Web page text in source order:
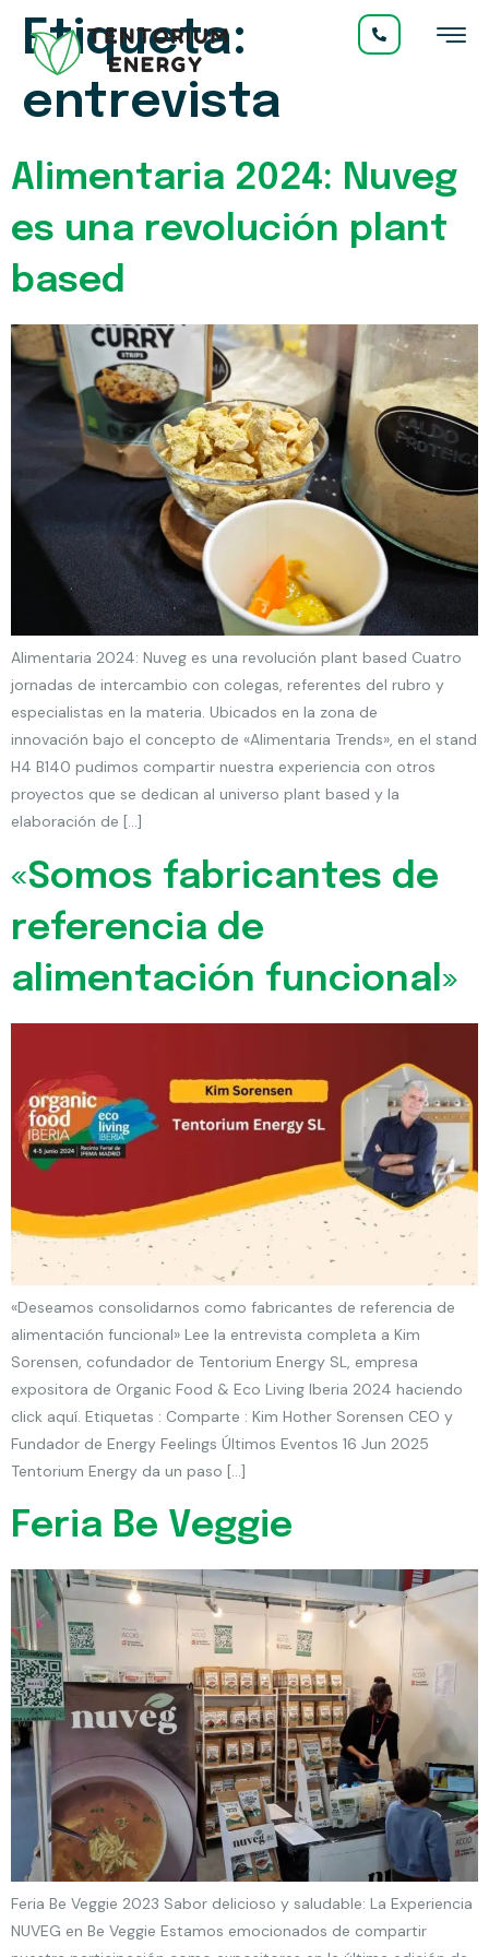
Etiqueta:
entrevista
Alimentaria 2024: Nuveg
es una revolución plant
based
Alimentaria 2024: Nuveg es una revolución plant based Cuatro
jornadas de intercambio con colegas, referentes del rubro y
especialistas en la materia. Ubicados en la zona de
innovación bajo el concepto de «Alimentaria Trends», en el stand
H4 B140 pudimos compartir nuestra experiencia con otros
proyectos que se dedican al universo plant based y la
elaboración de […]
«Somos fabricantes de
referencia de
alimentación funcional»
«Deseamos consolidarnos como fabricantes de referencia de
alimentación funcional» Lee la entrevista completa a Kim
Sorensen, cofundador de Tentorium Energy SL, empresa
expositora de Organic Food & Eco Living Iberia 2024 haciendo
click aquí. Etiquetas : Comparte : Kim Hother Sorensen CEO y
Fundador de Energy Feelings Últimos Eventos 16 Jun 2025
Tentorium Energy da un paso […]
Feria Be Veggie
Feria Be Veggie 2023 Sabor delicioso y saludable: La Experiencia
NUVEG en Be Veggie Estamos emocionados de compartir